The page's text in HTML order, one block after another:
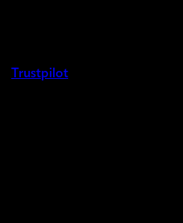
Trustpilot